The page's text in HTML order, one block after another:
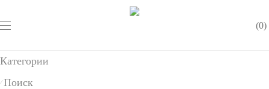
0
Категории
⁄ Поиск